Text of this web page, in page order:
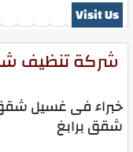
Visit Us
شركة تنظيف
خبراء فى غسيل
شقق برابغ